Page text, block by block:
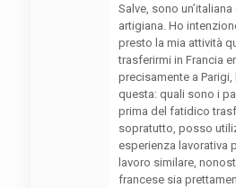
Salve, sono
artigiana. Ho
presto la mia attività
trasferirmi in Francia
precisamente a
questa: quali sono i
prima del fatidico
sopratutto, posso
esperienza lavorativa
lavoro similare,
francese sia